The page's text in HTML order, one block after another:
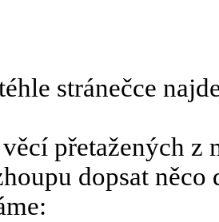
stránečce
přetažených z
dopsat něco